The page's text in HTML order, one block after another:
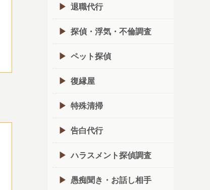
退職代行
探偵・浮気・不倫調査
ペット探偵
復縁屋
特殊清掃
告白代行
ハラスメント探偵調査
愚痴聞き・お話し相手